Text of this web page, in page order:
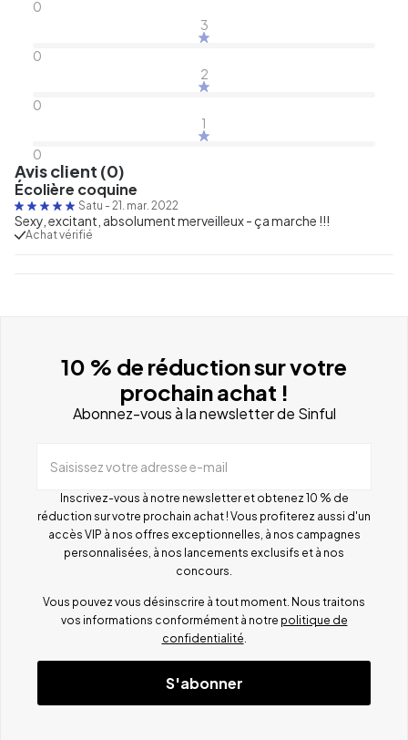
0
3
0
2
0
1
0
Avis client (0)
Écolière coquine
Satu - 21. mar. 2022
Sexy, excitant, absolument merveilleux - ça marche !!!
Achat vérifié
10 % de réduction sur votre
prochain achat !
Abonnez-vous à la newsletter de Sinful
Saisissez votre adresse e-mail
Inscrivez-vous à notre newsletter et obtenez 10 % de
réduction sur votre prochain achat ! Vous profiterez aussi d'un
accès VIP à nos offres exceptionnelles, à nos campagnes
personnalisées, à nos lancements exclusifs et à nos
concours.
Vous pouvez vous désinscrire à tout moment. Nous traitons
vos informations conformément à notre politique de
confidentialité
S'abonner